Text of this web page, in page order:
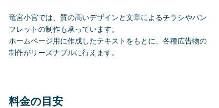
竜宮小宮では、質の高いデザインと文章によるチラシやパン
フレットの制作も承っています。
ホームページ用に作成したテキストをもとに、各種広告物の
制作がリーズナブルに行えます。
料金の目安